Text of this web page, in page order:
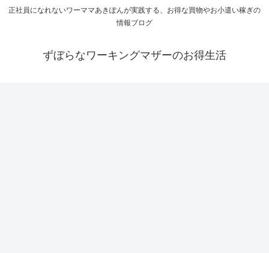
正社員になれないワーママあきぽんが実践する、お得な買物やお小遣い稼ぎの
情報ブログ
ずぼらなワーキングマザーのお得生活